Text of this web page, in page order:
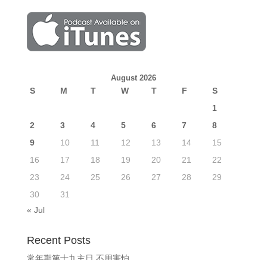
August 2026
S M T W T F
S
1
2
3 4 5 6 7
8
9
10 11 12 13 14
15
16
17 18 19 20 21
22
23
24 25 26 27 28
29
30
31
« Jul
Recent Posts